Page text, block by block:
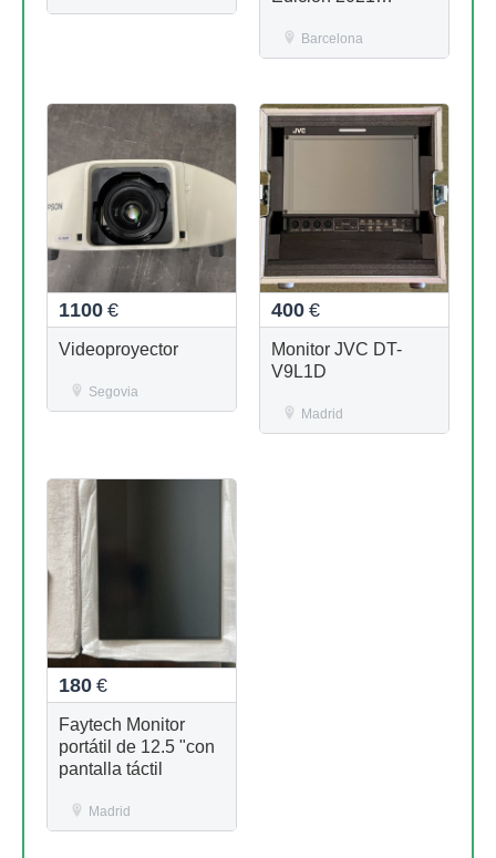
Barcelona
1100 €
Videoproyector
Segovia
400 €
Monitor JVC DT-
V9L1D
Madrid
180 €
Faytech Monitor
portátil de 12.5 "con
pantalla táctil
Madrid